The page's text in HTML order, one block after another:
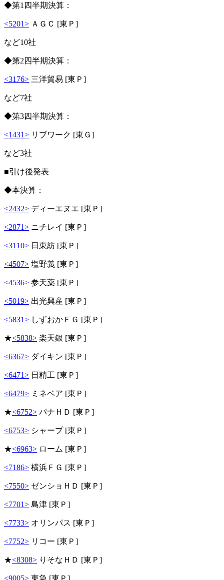
◆第1四半期決算：
<5201> ＡＧＣ [東Ｐ]
など10社
◆第2四半期決算：
<3176> 三洋貿易 [東Ｐ]
など7社
◆第3四半期決算：
<1431> リブワーク [東Ｇ]
など3社
■引け後発表
◆本決算：
<2432> ディーエヌエ [東Ｐ]
<2871> ニチレイ [東Ｐ]
<3110> 日東紡 [東Ｐ]
<4507> 塩野義 [東Ｐ]
<4536> 参天薬 [東Ｐ]
<5019> 出光興産 [東Ｐ]
<5831> しずおかＦＧ [東Ｐ]
★<5838> 楽天銀 [東Ｐ]
<6367> ダイキン [東Ｐ]
<6471> 日精工 [東Ｐ]
<6479> ミネベア [東Ｐ]
★<6752> パナＨＤ [東Ｐ]
<6753> シャープ [東Ｐ]
★<6963> ローム [東Ｐ]
<7186> 横浜ＦＧ [東Ｐ]
<7550> ゼンショＨＤ [東Ｐ]
<7701> 島津 [東Ｐ]
<7733> オリンパス [東Ｐ]
<7752> リコー [東Ｐ]
★<8308> りそなＨＤ [東Ｐ]
<9005> 東急 [東Ｐ]